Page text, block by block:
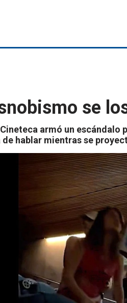
se
armó un escándalo
de hablar mientras se